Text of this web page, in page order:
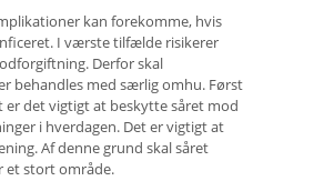
kan forekomme, hvis
I værste tilfælde risikerer
Derfor skal
behandles med særlig omhu. Først
er det vigtigt at beskytte såret mod
i hverdagen. Det er vigtigt at
Af denne grund skal såret
et stort område.